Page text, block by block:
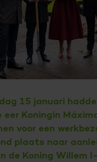
15 januari
eer Koningin
voor een
plaats naar
de Koning Willem